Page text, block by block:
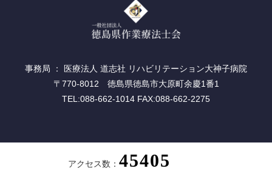
事務局 ： 医療法人 道志社 リハビリテーション大神子病院
〒770-8012 徳島県徳島市大原町余慶1番1
TEL:088-662-1014 FAX:088-662-2275
アクセス数：